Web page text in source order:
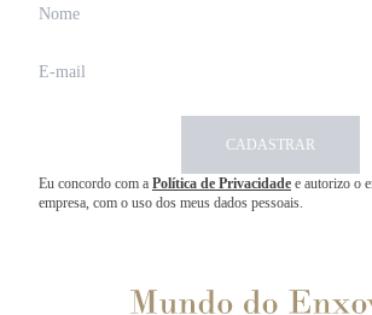
CADASTRAR
Eu concordo com a Política de Privacidade e autorizo o
empresa, com o uso dos meus dados pessoais.